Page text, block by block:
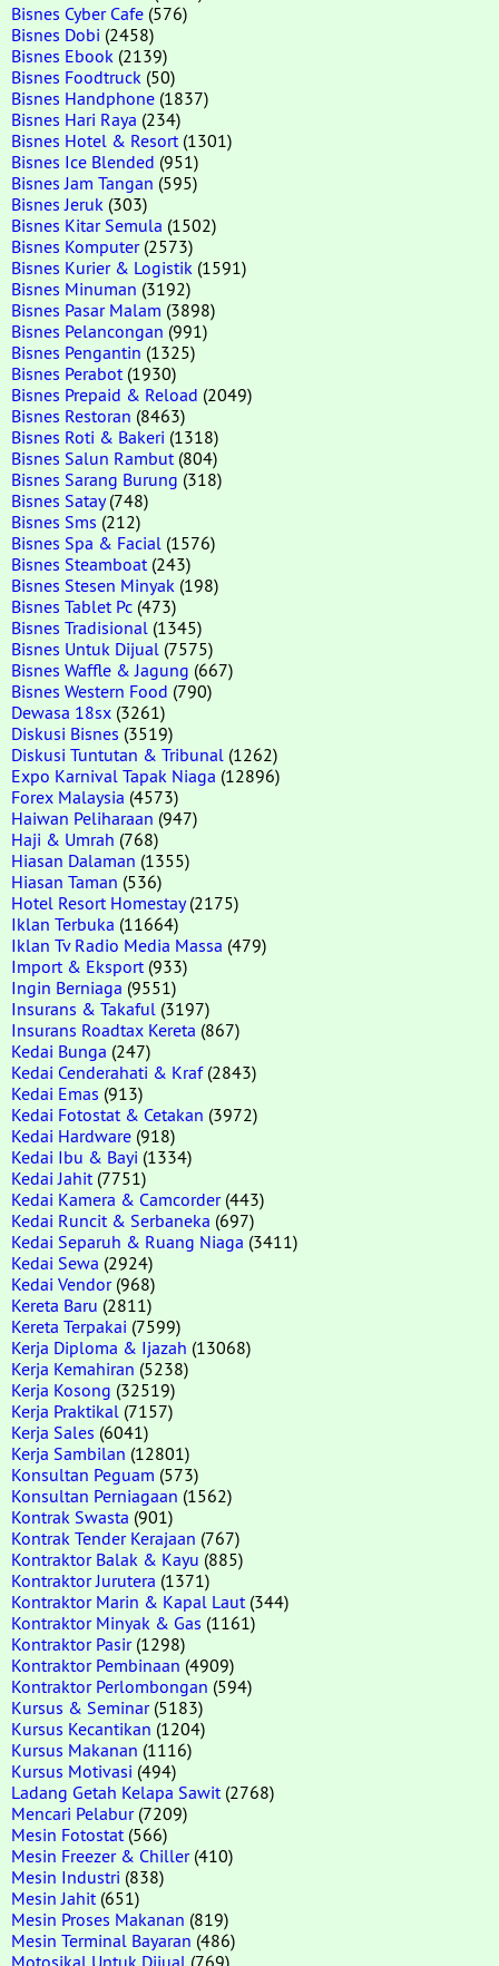
Bisnes Cyber Cafe (576)
Bisnes Dobi (2458)
Bisnes Ebook (2139)
Bisnes Foodtruck (50)
Bisnes Handphone (1837)
Bisnes Hari Raya (234)
Bisnes Hotel & Resort (1301)
Bisnes Ice Blended (951)
Bisnes Jam Tangan (595)
Bisnes Jeruk (303)
Bisnes Kitar Semula (1502)
Bisnes Komputer(2573)
Bisnes Kurier & Logistik (1591)
Bisnes Minuman (3192)
Bisnes Pasar Malam (3898)
Bisnes Pelancongan (991)
Bisnes Pengantin (1325)
Bisnes Perabot (1930)
Bisnes Prepaid & Reload (2049)
Bisnes Restoran (8463)
Bisnes Roti & Bakeri (1318)
Bisnes Salun Rambut (804)
Bisnes Sarang Burung (318)
Bisnes Satay(748)
Bisnes Sms (212)
Bisnes Spa & Facial (1576)
Bisnes Steamboat (243)
Bisnes Stesen Minyak (198)
Bisnes Tablet Pc (473)
Bisnes Tradisional (1345)
Bisnes Untuk Dijual (7575)
Bisnes Waffle & Jagung (667)
Bisnes Western Food (790)
Dewasa 18sx (3261)
Diskusi Bisnes (3519)
Diskusi Tuntutan & Tribunal (1262)
Expo Karnival Tapak Niaga (12896)
Forex Malaysia (4573)
Haiwan Peliharaan (947)
Haji & Umrah (768)
Hiasan Dalaman (1355)
Hiasan Taman (536)
Hotel Resort Homestay(2175)
Iklan Terbuka (11664)
Iklan Tv Radio Media Massa (479)
Import & Eksport (933)
Ingin Berniaga (9551)
Insurans & Takaful (3197)
Insurans Roadtax Kereta (867)
Kedai Bunga (247)
Kedai Cenderahati & Kraf(2843)
Kedai Emas (913)
Kedai Fotostat & Cetakan (3972)
Kedai Hardware (918)
Kedai Ibu & Bayi (1334)
Kedai Jahit (7751)
Kedai Kamera & Camcorder(443)
Kedai Runcit & Serbaneka (697)
Kedai Separuh & Ruang Niaga (3411)
Kedai Sewa (2924)
Kedai Vendor(968)
Kereta Baru (2811)
Kereta Terpakai (7599)
Kerja Diploma & Ijazah (13068)
Kerja Kemahiran (5238)
Kerja Kosong (32519)
Kerja Praktikal (7157)
Kerja Sales (6041)
Kerja Sambilan (12801)
Konsultan Peguam (573)
Konsultan Perniagaan (1562)
Kontrak Swasta (901)
Kontrak Tender Kerajaan (767)
Kontraktor Balak & Kayu (885)
Kontraktor Jurutera (1371)
Kontraktor Marin & Kapal Laut (344)
Kontraktor Minyak & Gas (1161)
Kontraktor Pasir(1298)
Kontraktor Pembinaan (4909)
Kontraktor Perlombongan (594)
Kursus & Seminar(5183)
Kursus Kecantikan (1204)
Kursus Makanan (1116)
Kursus Motivasi (494)
Ladang Getah Kelapa Sawit (2768)
Mencari Pelabur(7209)
Mesin Fotostat (566)
Mesin Freezer & Chiller(410)
Mesin Industri (838)
Mesin Jahit (651)
Mesin Proses Makanan (819)
Mesin Terminal Bayaran (486)
Motosikal Untuk Dijual (769)